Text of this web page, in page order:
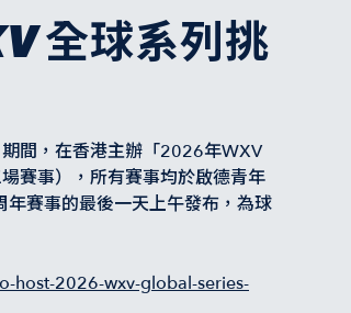
全球系列挑
間，在香港主辦「2026年WXV
賽事），所有賽事均於啟德青年
賽事的最後一天上午發布，為球
host-2026-wxv-global-series-